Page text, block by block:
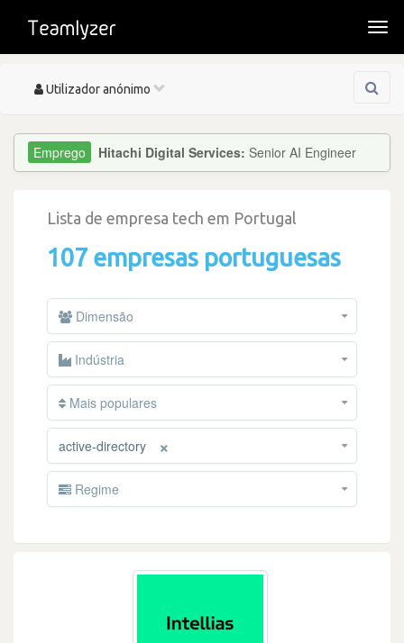
Toggle
Utilizador anónimo
Hitachi Digital Services: Senior AI Engineer
Lista de empresa tech em Portugal
107 empresas portuguesas
Dimensão
Indústria
Mais populares
×
active-directory
Regime